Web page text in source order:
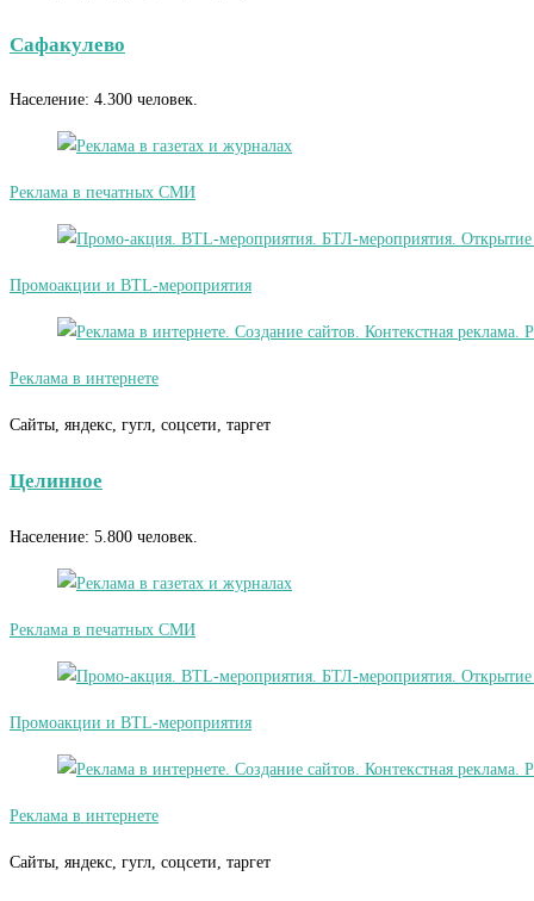
Сафакулево
Население: 4.300 человек.
Реклама в печатных СМИ
Промоакции и BTL-мероприятия
Реклама в интернете
Сайты, яндекс, гугл, соцсети, таргет
Целинное
Население: 5.800 человек.
Реклама в печатных СМИ
Промоакции и BTL-мероприятия
Реклама в интернете
Сайты, яндекс, гугл, соцсети, таргет